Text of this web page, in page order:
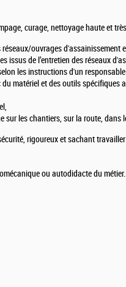
curage, nettoyage haute et
ouvrages d'assainissement
issus de l’entretien des réseaux
les instructions d'un
matériel et des outils spécifiques
sur les chantiers, sur la route, dans
rigoureux et sachant
ou autodidacte du métier.